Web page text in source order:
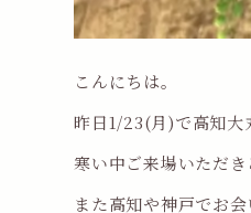
こんにちは。
昨日1/23(月)で高知
寒い中ご来場いただき
また高知や神戸でお